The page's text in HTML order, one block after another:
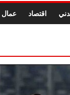
النهائية للقرار
وانتهاء أعمال
المحاكمة العادلة
اقتصاد عمال